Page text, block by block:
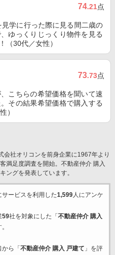
74.21点
学に行った際に見る間二歳の
ゆっくりじっくり物件を見る
（30代／女性）
73.73点
こちらの希望価格を聞いて速
その結果希望価格で購入する
）
会社オリコンを前身企業に1967年より
満足度調査を開始。不動産仲介 購入
ングを発表しています。
ービスを利用した1,599人にアンケ
59社を対象にした「 不動産仲介 購入
ら「 不動産仲介 購入 戸建て 」を評